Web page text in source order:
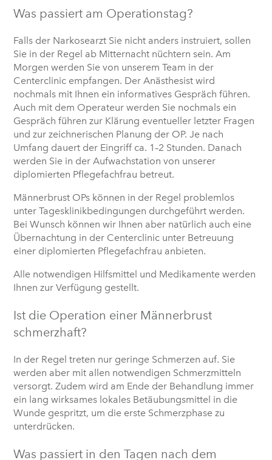
Was passiert am Operationstag?
Falls der Narkosearzt Sie nicht anders instruiert, sollen
Sie in der Regel ab Mitternacht nüchtern sein. Am
Morgen werden Sie von unserem Team in der
Centerclinic empfangen. Der Anästhesist wird
nochmals mit Ihnen ein informatives Gespräch führen.
Auch mit dem Operateur werden Sie nochmals ein
Gespräch führen zur Klärung eventueller letzter Fragen
und zur zeichnerischen Planung der OP. Je nach
Umfang dauert der Eingriff ca. 1–2 Stunden. Danach
werden Sie in der Aufwachstation von unserer
diplomierten Pflegefachfrau betreut.
Männerbrust OPs können in der Regel problemlos
unter Tagesklinikbedingungen durchgeführt werden.
Bei Wunsch können wir Ihnen aber natürlich auch eine
Übernachtung in der Centerclinic unter Betreuung
einer diplomierten Pflegefachfrau anbieten.
Alle notwendigen Hilfsmittel und Medikamente werden
Ihnen zur Verfügung gestellt.
Ist die Operation einer Männerbrust
schmerzhaft?
In der Regel treten nur geringe Schmerzen auf. Sie
werden aber mit allen notwendigen Schmerzmitteln
versorgt. Zudem wird am Ende der Behandlung immer
ein lang wirksames lokales Betäubungsmittel in die
Wunde gespritzt, um die erste Schmerzphase zu
unterdrücken.
Was passiert in den Tagen nach dem